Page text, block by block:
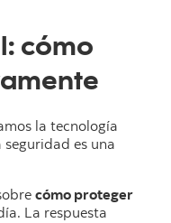
cómo
la tecnología
es una
cómo proteger
La respuesta